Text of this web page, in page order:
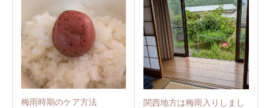
梅雨時期のケア方法
関西地方は梅雨入りしまし